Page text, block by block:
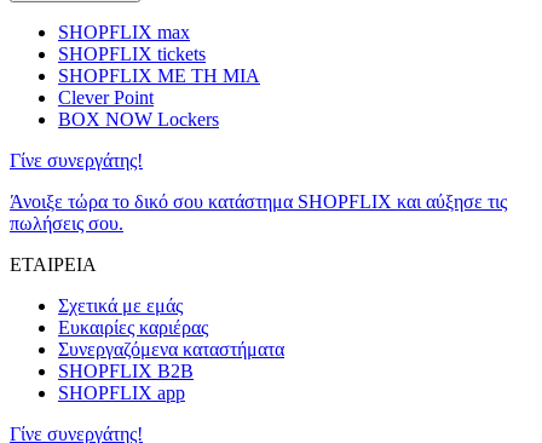
SHOPFLIX max
SHOPFLIX tickets
SHOPFLIX ΜΕ ΤΗ ΜΙΑ
Clever Point
BOX NOW Lockers
Γίνε συνεργάτης!
Άνοιξε τώρα το δικό σου κατάστημα SHOPFLIX και αύξησε τις
πωλήσεις σου.
ΕΤΑΙΡΕΙΑ
Σχετικά με εμάς
Ευκαιρίες καριέρας
Συνεργαζόμενα καταστήματα
SHOPFLIX B2B
SHOPFLIX app
Γίνε συνεργάτης!